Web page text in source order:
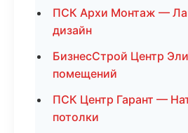
ПСК Архи Монтаж —
дизайн
БизнесСтрой Центр
помещений
ПСК Центр Гарант —
потолки